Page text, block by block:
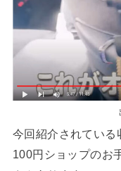
今回紹介されている
100円ショップのお